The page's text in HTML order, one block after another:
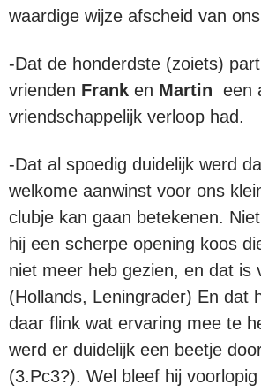
waardige wijze afscheid van
-Dat de honderdste (zoiets)
vrienden Frank en Martin een
vriendschappelijk verloop had.
-Dat al spoedig duidelijk werd
welkome aanwinst voor ons
clubje kan gaan betekenen.
hij een scherpe opening koos
niet meer heb gezien, en dat is
(Hollands, Leningrader) En dat
daar flink wat ervaring mee te
werd er duidelijk een beetje
(3.Pc3?). Wel bleef hij